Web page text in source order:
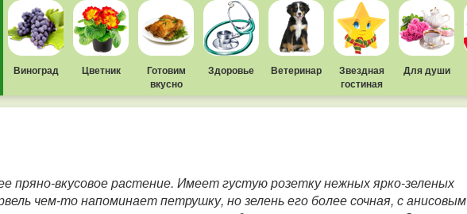
Виноград Цветник
Готовим
вкусно
Здоровье Ветеринар
Звездная
гостиная
Для души
пряно-вкусовое растение. Имеет густую розетку нежных ярко-зеленых
чем-то напоминает петрушку, но зелень его более сочная, с анисовым